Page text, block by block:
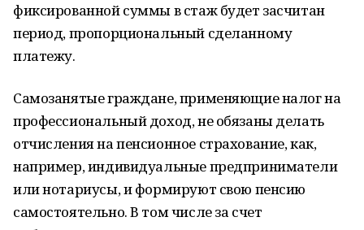
фиксированной суммы в стаж будет засчитан
период, пропорциональный сделанному
платежу.
Самозанятые граждане, применяющие налог на
профессиональный доход, не обязаны делать
отчисления на пенсионное страхование, как,
например, индивидуальные предприниматели
или нотариусы, и формируют свою пенсию
самостоятельно. В том числе за счет